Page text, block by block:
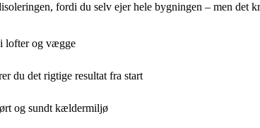
fordi du selv ejer hele bygningen – men det
lofter og vægge
du det rigtige resultat fra start
og sundt kældermiljø